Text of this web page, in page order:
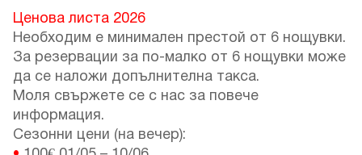
Ценова листа 2026
Необходим е минимален престой от 6 нощувки.
За резервации за по-малко от 6 нощувки може
да се наложи допълнителна такса.
Моля свържете се с нас за повече
информация.
Сезонни цени (на вечер):